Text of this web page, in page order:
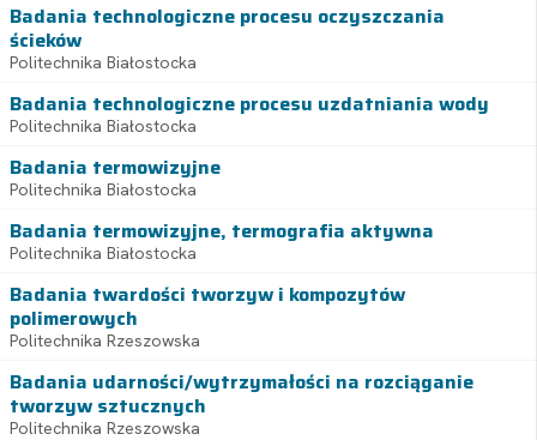
Badania technologiczne procesu oczyszczania
ścieków
Politechnika Białostocka
Badania technologiczne procesu uzdatniania wody
Politechnika Białostocka
Badania termowizyjne
Politechnika Białostocka
Badania termowizyjne, termografia aktywna
Politechnika Białostocka
Badania twardości tworzyw i kompozytów
polimerowych
Politechnika Rzeszowska
Badania udarności/wytrzymałości na rozciąganie
tworzyw sztucznych
Politechnika Rzeszowska